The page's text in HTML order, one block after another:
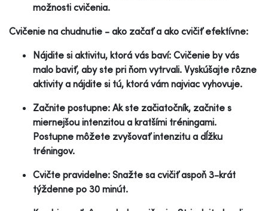
možnosti cvičenia.
Cvičenie na chudnutie - ako začať a ako cvičiť efektívne:
Nájdite si aktivitu, ktorá vás baví: Cvičenie by vás
malo baviť, aby ste pri ňom vytrvali. Vyskúšajte rôzne
aktivity a nájdite si tú, ktorá vám najviac vyhovuje.
Začnite postupne: Ak ste začiatočník, začnite s
miernejšou intenzitou a kratšími tréningami.
Postupne môžete zvyšovať intenzitu a dĺžku
tréningov.
Cvičte pravidelne: Snažte sa cvičiť aspoň 3-krát
týždenne po 30 minút.